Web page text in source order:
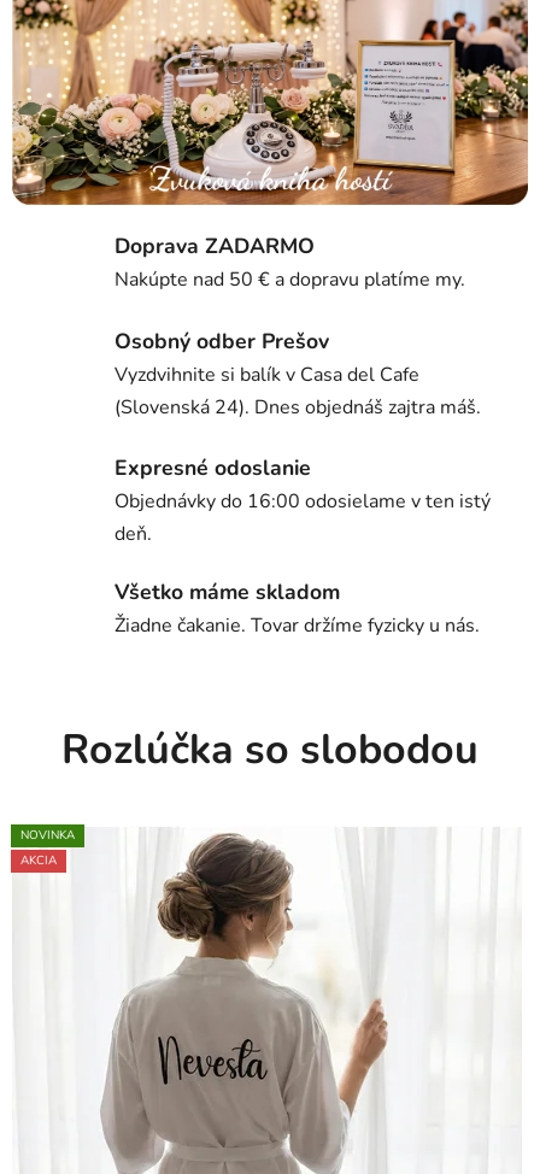
l
n
k
y
,
d
o
Doprava ZADARMO
Nakúpte nad 50 € a dopravu platíme my.
Osobný odber Prešov
Vyzdvihnite si balík v Casa del Cafe
(Slovenská 24). Dnes objednáš zajtra máš.
Expresné odoslanie
Objednávky do 16:00 odosielame v ten istý
deň.
Všetko máme skladom
Žiadne čakanie. Tovar držíme fyzicky u nás.
Rozlúčka so slobodou
TIP
AKCIA
NOVINKA
TIP
AKCIA
TIP
NOVINKA
TIP
AKCIA
NOVINKA